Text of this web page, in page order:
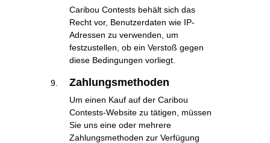
Caribou Contests behält sich das
Recht vor, Benutzerdaten wie IP-
Adressen zu verwenden, um
festzustellen, ob ein Verstoß gegen
diese Bedingungen vorliegt.
Zahlungsmethoden
Um einen Kauf auf der Caribou
Contests-Website zu tätigen, müssen
Sie uns eine oder mehrere
Zahlungsmethoden zur Verfügung